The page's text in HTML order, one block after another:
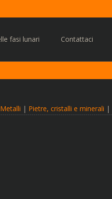
fasi lunari Contattaci
Metalli | Pietre, cristalli e minerali |